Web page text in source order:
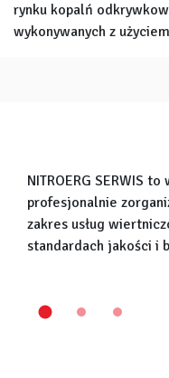
rynku kopalń
wykonywanych z
NITROERG SERWIS
profesjonalnie
zakres usług
standardach jakości i